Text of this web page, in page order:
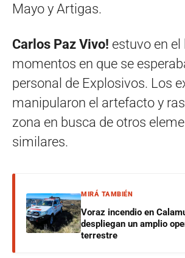
Mayo y Artigas.
Carlos Paz Vivo! estuvo en el
momentos en que se
personal de Explosivos. Los
manipularon el artefacto y
zona en busca de otros
similares.
MIRÁ TAMBIÉN
Voraz incendio en
despliegan un amplio
terrestre